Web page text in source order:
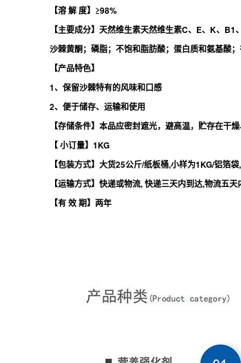
【溶 解 度】≥98%
【主要成分】天然维生素天然维生素C、E、K、
沙棘黄酮；磷脂；不饱和脂肪酸；蛋白质和氨基酸
【产品特色】
1、保留沙棘特有的风味和口感
2、便于储存、运输和使用
【存储条件】本品应密封遮光，避高温，贮存在干
【 小订量】1KG
【包装方式】大货25公斤/纸板桶,小样为1KG/铝箔
【运输方式】快递或物流, 快递三天内到达,物流五
【有 效 期】两年